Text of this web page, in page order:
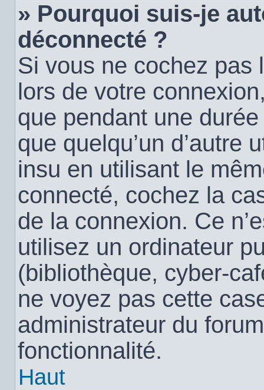
» Pourquoi suis-je
déconnecté ?
Si vous ne cochez
lors de votre
que pendant une
que quelqu’un d’autre
insu en utilisant le
connecté, cochez la
de la connexion. Ce
utilisez un ordinateur
(bibliothèque, cyber-
ne voyez pas cette
administrateur du
fonctionnalité.
Haut